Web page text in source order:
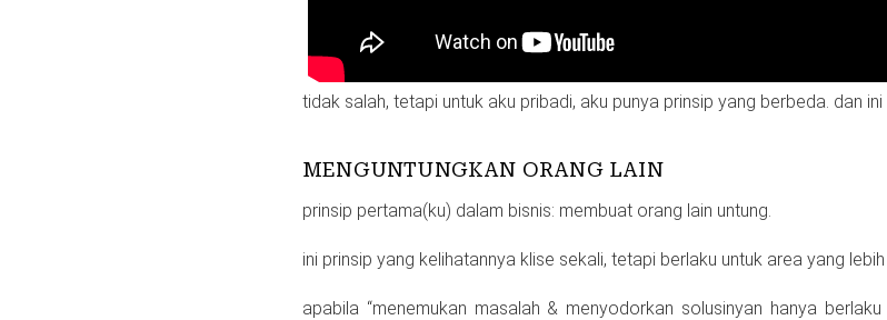
tidak salah, tetapi untuk aku pribadi, aku punya prinsip yang berbeda. dan
MENGUNTUNGKAN ORANG LAIN
prinsip pertama(ku) dalam bisnis: membuat orang lain untung.
ini prinsip yang kelihatannya klise sekali, tetapi berlaku untuk area yang lebih
apabila “menemukan masalah & menyodorkan solusinyan hanya